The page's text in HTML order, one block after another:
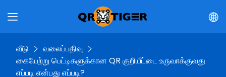
வீடு
வலைப்பதிவு
கையேற்று பெட்டிகளுக்கான QR குறியீட்டை உருவாக்குவது
எப்படி என்பது எப்படி?